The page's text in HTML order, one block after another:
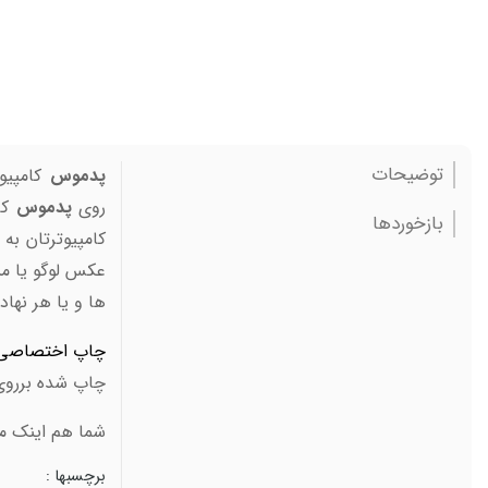
توضیحات
بازخوردها
پدموس
رویپدموس
عکس لوگو یا
ها و یا هر
چاپ
چاپ شده
شما هم اینک
برچسبها :